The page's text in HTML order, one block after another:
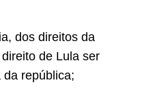
dos direitos da
de Lula ser
república;